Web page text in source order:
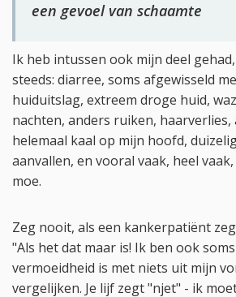
een gevoel van schaamte
Ik heb intussen ook mijn deel
steeds: diarree, soms afgewisseld
huiduitslag, extreem droge huid,
nachten, anders ruiken, haarverlies,
helemaal kaal op mijn hoofd,
aanvallen, en vooral vaak, heel
moe.
Zeg nooit, als een kankerpatiënt
"Als het dat maar is! Ik ben ook
vermoeidheid is met niets uit mijn
vergelijken. Je lijf zegt "njet" - ik